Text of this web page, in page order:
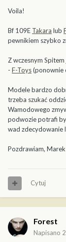
Voila!
Bf 109E Takara lub
pewnikiem szybko
Z wczesnym
- F-Toys(ponownie
Modele bardzo
trzeba szukać
Wamodowego
podwozie potrafi
wad zdecydowanie
Pozdrawiam, Marek
Cytuj
Forest
Napisano